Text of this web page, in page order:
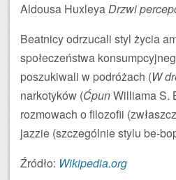
Aldousa HuxleyaDrzwi
Beatnicy odrzucali styl życia
społeczeństwa
poszukiwali w podróżach (W
narkotyków (ĆpunWilliama S.
rozmowach o filozofii
jazzie (szczególnie stylu be-
Źródło: Wikipedia.org